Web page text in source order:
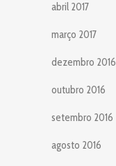
abril 2017
março 2017
dezembro 2016
outubro 2016
setembro 2016
agosto 2016